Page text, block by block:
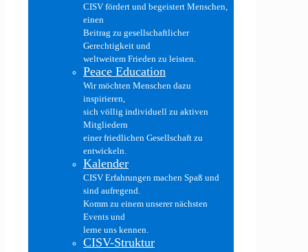
CISV fördert und begeistert Menschen,
einen
Beitrag zu gesellschaftlicher
Gerechtigkeit und
weltweitem Frieden zu leisten.
Peace Education
Wir möchten Menschen dazu
inspirieren,
sich völlig individuell zu aktiven
Mitgliedern
einer friedlichen Gesellschaft zu
entwickeln.
Kalender
CISV Erfahrungen machen Spaß und
sind aufregend.
Komm zu einem unserer nächsten
Events und
lerne uns kennen.
CISV-Struktur